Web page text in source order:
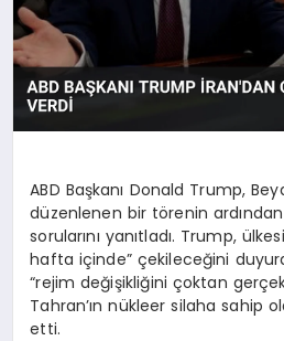
SPOR
TEKNOLOJI
ABD Başkanı Donald Trump,
düzenlenen bir törenin
sorularını yanıtladı. Trump,
hafta içinde” çekileceğini
“rejim değişikliğini çoktan
Tahran’ın nükleer silaha sahip
etti.